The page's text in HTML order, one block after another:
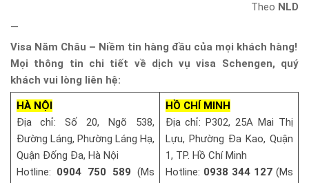
Theo NLD
—
Visa Năm Châu – Niềm tin hàng đầu của mọi khách hàng!
Mọi thông tin chi tiết về dịch vụ visa Schengen, quý
khách vui lòng liên hệ:
HÀ NỘI
Địa chỉ: Số 20, Ngõ 538,
Đường Láng, Phường Láng Hạ,
Quận Đống Đa, Hà Nội
Hotline: 0904 750 589 (Ms
HỒ CHÍ MINH
Địa chỉ: P302, 25A Mai Thị
Lựu, Phường Đa Kao, Quận
1, TP. Hồ Chí Minh
Hotline: 0938 344 127(Ms